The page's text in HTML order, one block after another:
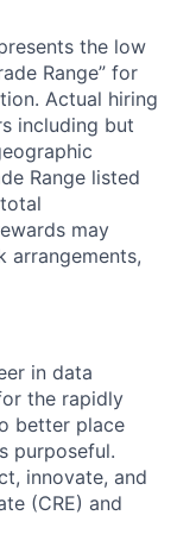
the low
Range” for
Actual hiring
including but
Range listed
may
arrangements,
in data
the rapidly
better place
purposeful.
innovate, and
(CRE) and